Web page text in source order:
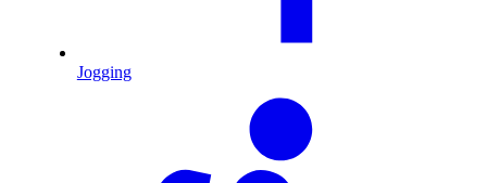
Jogging